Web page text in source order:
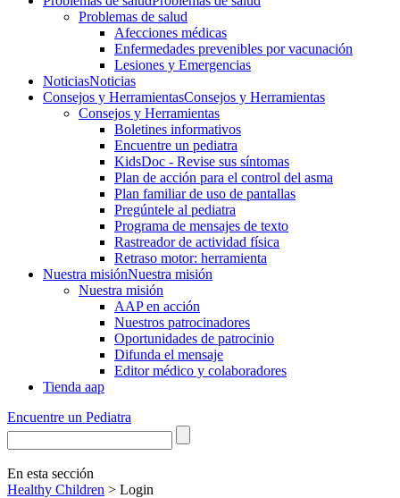
Problemas de salud
Afecciones médicas
Enfermedades prevenibles por vacunación
Lesiones y Emergencias
NoticiasNoticias
Consejos y HerramientasConsejos y Herramientas
Consejos y Herramientas
Boletines informativos
Encuentre un pediatra
KidsDoc - Revise sus síntomas
Plan de acción para el control del asma
Plan familiar de uso de pantallas
Pregúntele al pediatra
Programa de mensajes de texto
Rastre​​ador de activida​d física
Retraso motor: herramienta
Nuestra misiónNuestra misión
Nuestra misión
AAP en acción
Nuestros patrocinadores
Oportunidades de patrocinio
Difunda el mensaje
Editor médico y colaboradores
Tienda aap
Encuentre un Pediatra
En esta sección
Healthy Children > Login